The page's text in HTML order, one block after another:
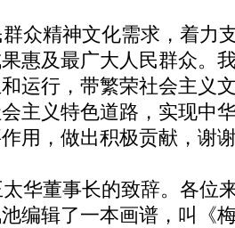
众精神文化需求，着力
惠及最广大人民群众。
运行，带繁荣社会主义
主义特色道路，实现中
用，做出积极贡献，谢
华董事长的致辞。各位
编辑了一本画谱，叫《